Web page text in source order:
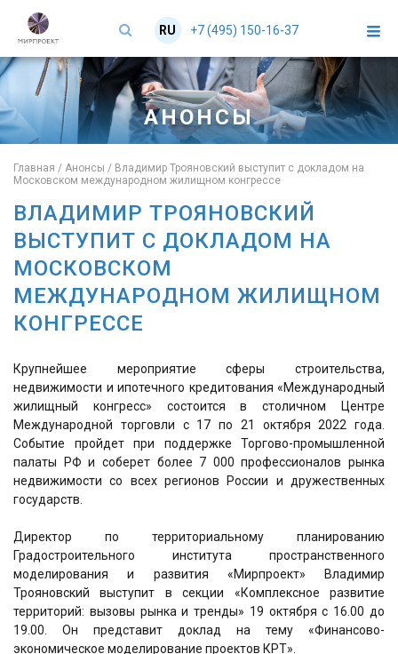
EN
RU +7 (495) 150-16-37
АНОНСЫ
Главная / Анонсы / Владимир Трояновский выступит с докладом на
Московском международном жилищном конгрессе
ВЛАДИМИР ТРОЯНОВСКИЙ
ВЫСТУПИТ С ДОКЛАДОМ НА
МОСКОВСКОМ
МЕЖДУНАРОДНОМ ЖИЛИЩНОМ
КОНГРЕССЕ
Крупнейшее мероприятие сферы строительства,
недвижимости и ипотечного кредитования «Международный
жилищный конгресс» состоится в столичном Центре
Международной торговли с 17 по 21 октября 2022 года.
Событие пройдет при поддержке Торгово-промышленной
палаты РФ и соберет более 7 000 профессионалов рынка
недвижимости со всех регионов России и дружественных
государств.
Директор по территориальному планированию
Градостроительного института пространственного
моделирования и развития «Мирпроект» Владимир
Трояновский выступит в секции «Комплексное развитие
территорий: вызовы рынка и тренды» 19 октября с 16.00 до
19.00. Он представит доклад на тему «Финансово-
экономическое моделирование проектов КРТ».